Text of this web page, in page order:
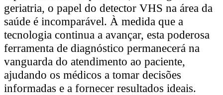
geriatria, o papel do detector VHS na área da
saúde é incomparável. À medida que a
tecnologia continua a avançar, esta poderosa
ferramenta de diagnóstico permanecerá na
vanguarda do atendimento ao paciente,
ajudando os médicos a tomar decisões
informadas e a fornecer resultados ideais.